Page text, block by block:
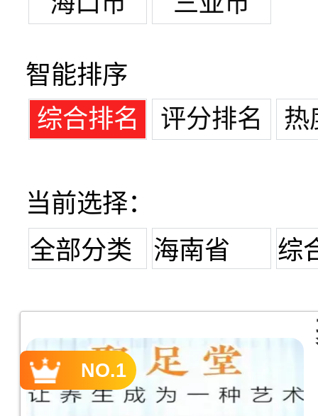
智能排序
综合排名
评分排名 热
当前选择：
全部分类
海南省 综
NO.1